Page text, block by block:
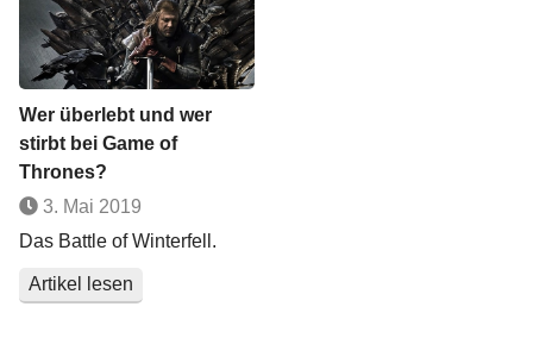
Wer überlebt und wer
stirbt bei Game of
Thrones?
3. Mai 2019
Das Battle of Winterfell.
Artikel lesen